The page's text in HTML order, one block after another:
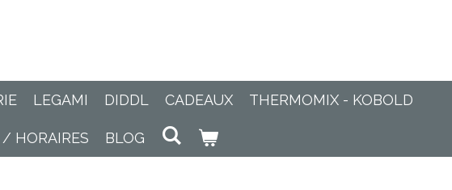
LEGAMI DIDDL CADEAUX THERMOMIX - KOBOLD
HORAIRES BLOG